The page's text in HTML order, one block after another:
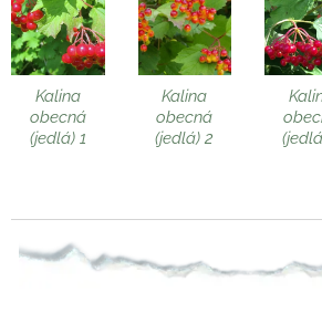
Kalina
obecná
(jedlá) 1
Kalina
obecná
(jedlá) 2